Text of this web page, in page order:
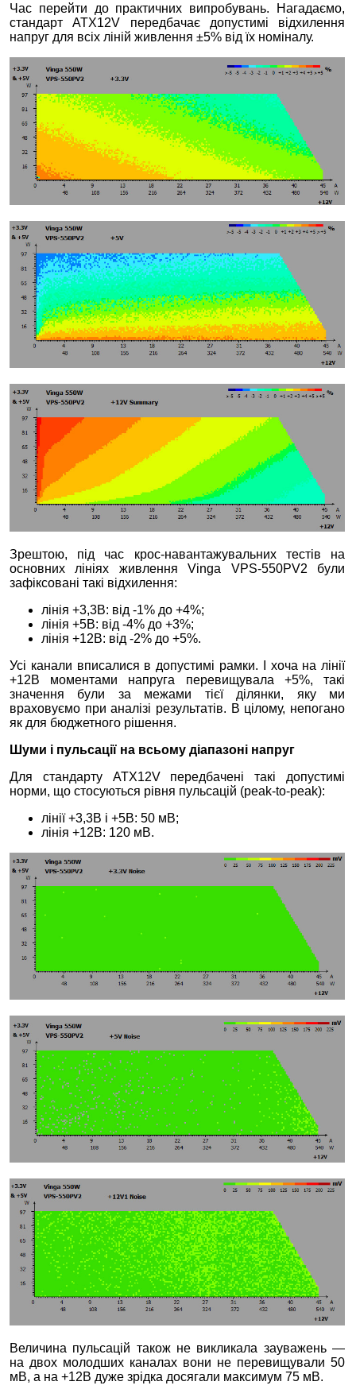
Час перейти до практичних випробувань. Нагадаємо,
стандарт ATX12V передбачає допустимі відхилення
напруг для всіх ліній живлення ±5% від їх номіналу.
Зрештою, під час крос-навантажувальних тестів на
основних лініях живлення Vinga VPS-550PV2 були
зафіксовані такі відхилення:
лінія +3,3В: від -1% до +4%;
лінія +5В: від -4% до +3%;
лінія +12В: від -2% до +5%.
Усі канали вписалися в допустимі рамки. І хоча на лінії
+12В моментами напруга перевищувала +5%, такі
значення були за межами тієї ділянки, яку ми
враховуємо при аналізі результатів. В цілому, непогано
як для бюджетного рішення.
Шуми і пульсації на всьому діапазоні напруг
Для стандарту ATX12V передбачені такі допустимі
норми, що стосуються рівня пульсацій (peak-to-peak):
лінії +3,3В і +5В: 50 мВ;
лінія +12В: 120 мВ.
Величина пульсацій також не викликала зауважень —
на двох молодших каналах вони не перевищували 50
мВ, а на +12В дуже зрідка досягали максимум 75 мВ.